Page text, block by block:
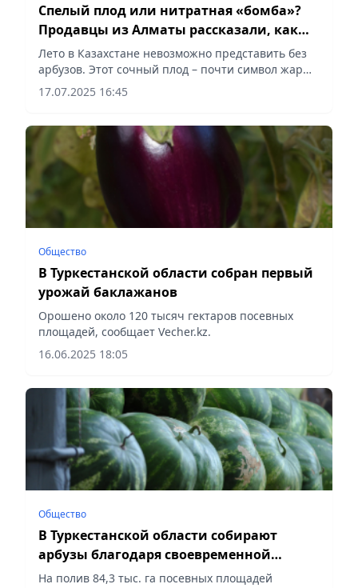
Спелый плод или нитратная «бомба»?
Продавцы из Алматы рассказали, как
выбрать арбуз
Лето в Казахстане невозможно представить без
арбузов. Этот сочный плод – почти символ жары,
пикников и летних вечеров. Но выбрать
действительно спелый, сладкий и, главное,
17.07.2025 16:45
Общество
В Туркестанской области собран первый
урожай баклажанов
Орошено около 120 тысяч гектаров посевных
площадей, сообщает Vecher.kz.
16.06.2025 18:05
Общество
В Туркестанской области собирают
арбузы благодаря своевременной
подаче воды
На полив 84,3 тыс. га посевных площадей